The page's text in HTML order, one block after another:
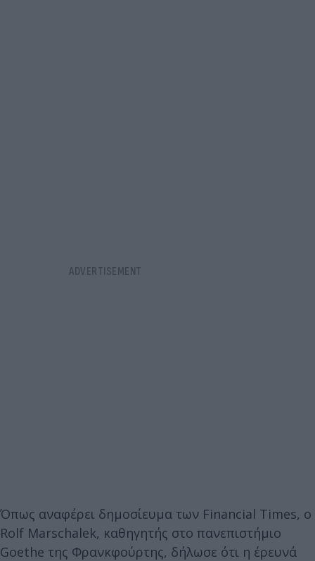
Όπως αναφέρει δημοσίευμα των Financial Times, ο
Rolf Marschalek, καθηγητής στο πανεπιστήμιο
Goethe της Φρανκφούρτης, δήλωσε ότι η έρευνά